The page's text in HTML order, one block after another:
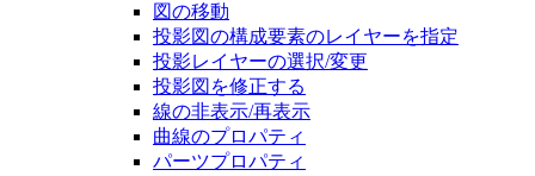
図の移動
投影図の構成要素のレイヤーを指定
投影レイヤーの選択/変更
投影図を修正する
線の非表示/再表示
曲線のプロパティ
パーツプロパティ